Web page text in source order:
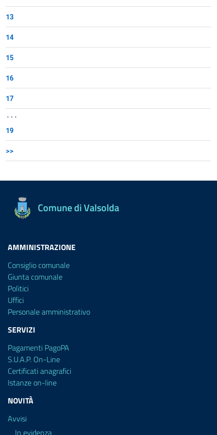
13
14
15
16
17
...
19
>>
Comune di Valsolda
AMMINISTRAZIONE
Consiglio comunale
Giunta comunale
Politici
Uffici
Personale amministrativo
SERVIZI
Pagamenti PagoPA
S.U.A.P. On-Line
Certificati anagrafici
Istanze on-line
NOVITÀ
Avvisi
In evidenza